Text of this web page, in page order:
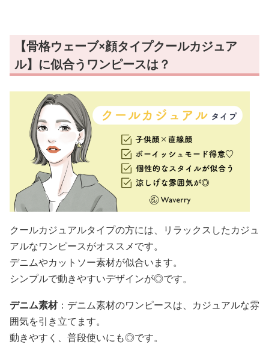
【骨格ウェーブ×顔タイプクールカジュア
ル】に似合うワンピースは？
クールカジュアルタイプの方には、リラックスしたカジュ
アルなワンピースがオススメです。
デニムやカットソー素材が似合います。
シンプルで動きやすいデザインが◎です。
デニム素材：デニム素材のワンピースは、カジュアルな雰
囲気を引き立てます。
動きやすく、普段使いにも◎です。